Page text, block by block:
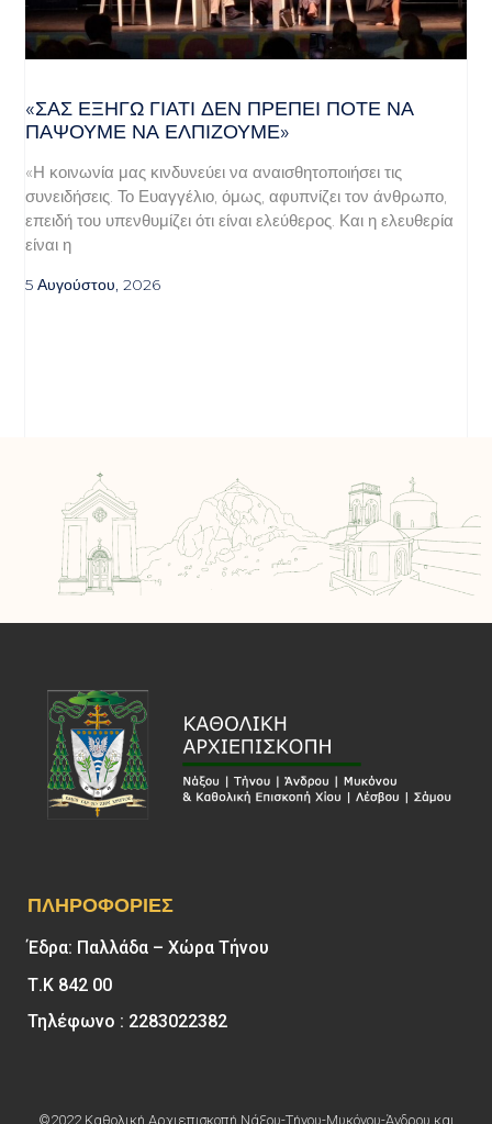
«ΣΑΣ ΕΞΗΓΏ ΓΙΑΤΊ ΔΕΝ ΠΡΈΠΕΙ ΠΟΤΈ ΝΑ
ΠΆΨΟΥΜΕ ΝΑ ΕΛΠΊΖΟΥΜΕ»
«Η κοινωνία μας κινδυνεύει να αναισθητοποιήσει τις
συνειδήσεις. Το Ευαγγέλιο, όμως, αφυπνίζει τον άνθρωπο,
επειδή του υπενθυμίζει ότι είναι ελεύθερος. Και η ελευθερία
είναι η
5 Αυγούστου, 2026
ΠΛΗΡΟΦΟΡΊΕΣ
Έδρα: Παλλάδα – Χώρα Τήνου
Τ.Κ 842 00
Τηλέφωνο : 2283022382
©2022 Καθολική Αρχιεπισκοπή Νάξου-Τήνου-Μυκόνου-Άνδρου και